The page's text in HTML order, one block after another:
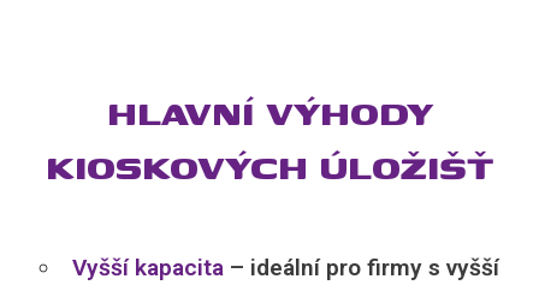
HLAVNÍ VÝHODY
KIOSKOVÝCH ÚLOŽIŠŤ
Vyšší kapacita– ideální pro firmy s vyšší